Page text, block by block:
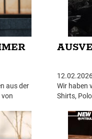
aus der
Menü -
Wir haben
Shirts,
zum